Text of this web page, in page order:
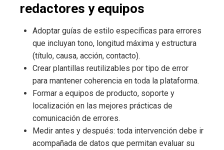
redactores y equipos
Adoptar guías de estilo específicas para errores
que incluyan tono, longitud máxima y estructura
(título, causa, acción, contacto).
Crear plantillas reutilizables por tipo de error
para mantener coherencia en toda la plataforma.
Formar a equipos de producto, soporte y
localización en las mejores prácticas de
comunicación de errores.
Medir antes y después: toda intervención debe ir
acompañada de datos que permitan evaluar su